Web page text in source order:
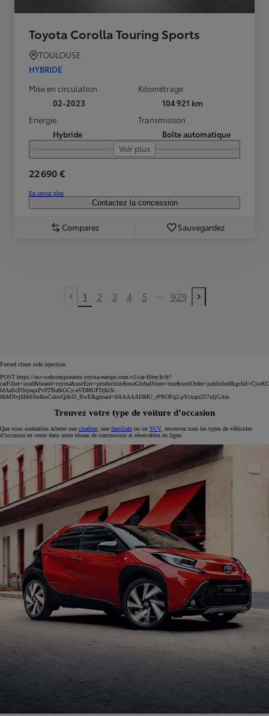
Toyota Corolla Touring Sports
TOULOUSE
HYBRIDE
Mise en circulation
02-2023
Kilométrage
104 921 km
Energie
Hybride
Transmission
Boîte automatique
Voir plus
22 690 €
En savoir plus
Contactez la concession
Comparez Sauvegardez
Previous page
1 2 3 4 5 ... 929
Next page
Forced client side injection
POST https://usc-webcomponents.toyota-europe.com/v1/car-filter/fr/fr?
ldAaScD3sjoqxPv0TBafkGCy-aVDI8UPDjklX-
0hMNvj6Hr03teIhoCskwQAvD_BwE&gbraid=0AAAAADMU_rPROFq2-pYcxqtz257uljGAm
Trouvez votre type de voiture d’occasion
Que vous souhaitiez acheter une citadine , une familiale ou un SUV, retrouvez tous les types de véhicules
d’occasion en vente dans notre réseau de concessions et réservables en ligne.